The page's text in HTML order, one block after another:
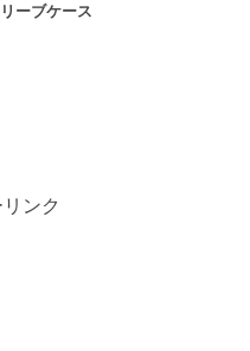
ーブケース
ンク